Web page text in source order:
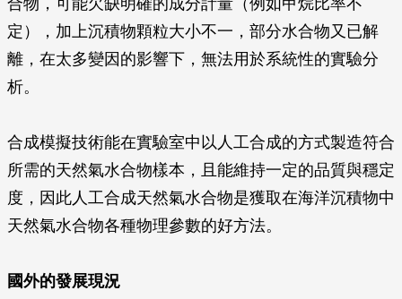
合物，可能欠缺明確的成分計量（例如甲烷比率不
定），加上沉積物顆粒大小不一，部分水合物又已解
離，在太多變因的影響下，無法用於系統性的實驗分
析。
合成模擬技術能在實驗室中以人工合成的方式製造符合
所需的天然氣水合物樣本，且能維持一定的品質與穩定
度，因此人工合成天然氣水合物是獲取在海洋沉積物中
天然氣水合物各種物理參數的好方法。
國外的發展現況